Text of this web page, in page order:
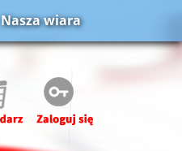
Nasza wiara